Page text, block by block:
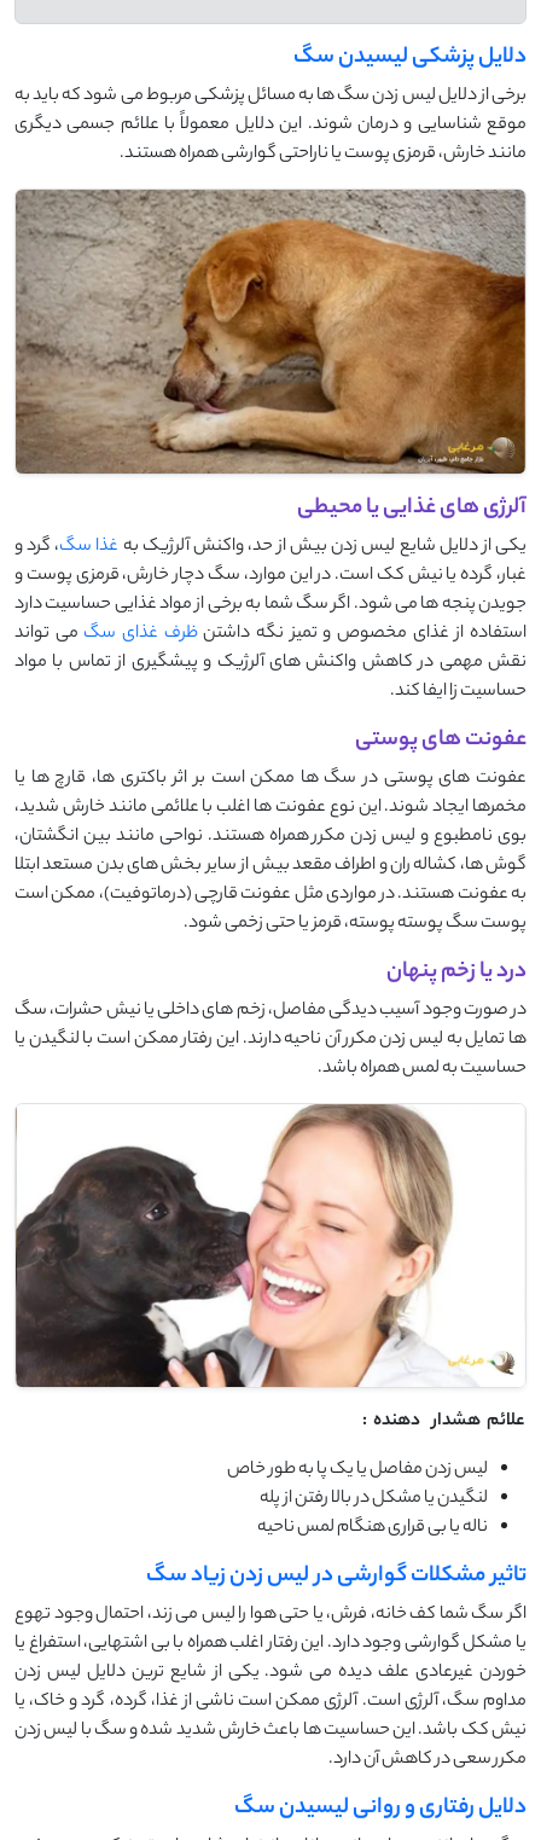
دلایل پزشکی لیسیدن سگ
برخی از دلایل لیس زدن سگ ها به مسائل پزشکی مربوط می شود که باید به
موقع شناسایی و درمان شوند. این دلایل معمولاً با علائم جسمی دیگری
مانند خارش، قرمزی پوست یا ناراحتی گوارشی همراه هستند.
آلرژی های غذایی یا محیطی
یکی از دلایل شایع لیس زدن بیش‌ از حد، واکنش آلرژیک به غذا سگ، گرد و
غبار، گرده یا نیش کک است. در این موارد، سگ دچار خارش، قرمزی پوست و
جویدن پنجه ها می شود. اگر سگ شما به برخی از مواد غذایی حساسیت دارد
استفاده از غذای مخصوص و تمیز نگه داشتنظرف غذای سگمی تواند
نقش مهمی در کاهش واکنش های آلرژیک و پیشگیری از تماس با مواد
حساسیت زا ایفا کند.
عفونت های پوستی
عفونت های پوستی در سگ ها ممکن است بر اثر باکتری ها، قارچ ها یا
مخمرها ایجاد شوند. این نوع عفونت ها اغلب با علائمی مانند خارش شدید،
بوی نامطبوع و لیس زدن مکرر همراه هستند. نواحی‌ مانند بین انگشتان،
گوش ها، کشاله ران و اطراف مقعد بیش از سایر بخش های بدن مستعد ابتلا
به عفونت‌ هستند. در مواردی مثل عفونت قارچی (درماتوفیت)، ممکن است
پوست سگ پوسته پوسته، قرمز یا حتی زخمی شود.
درد یا زخم پنهان
در صورت وجود آسیب دیدگی مفاصل، زخم های داخلی یا نیش حشرات، سگ
ها تمایل به لیس زدن مکرر آن ناحیه دارند. این رفتار ممکن است با لنگیدن یا
حساسیت به لمس همراه باشد.
علائم هشدار دهنده :
لیس زدن مفاصل یا یک پا به طور خاص
لنگیدن یا مشکل در بالا رفتن از پله
ناله یا بی قراری هنگام لمس ناحیه
تاثیر مشکلات گوارشی در لیس زدن زیاد سگ
اگر سگ شما کف خانه، فرش، یا حتی هوا را لیس می زند، احتمال وجود تهوع
یا مشکل گوارشی وجود دارد. این رفتار اغلب همراه با بی اشتهایی، استفراغ یا
خوردن غیرعادی علف دیده می شود. یکی از شایع ترین دلایل لیس زدن
مداوم سگ، آلرژی است. آلرژی ممکن است ناشی از غذا، گرده، گرد و خاک، یا
نیش کک باشد. این حساسیت ها باعث خارش شدید شده و سگ با لیس زدن
مکرر سعی در کاهش آن دارد.
دلایل رفتاری و روانی لیسیدن سگ